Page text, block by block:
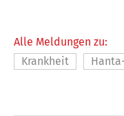
Alle Meldungen zu:
Krankheit